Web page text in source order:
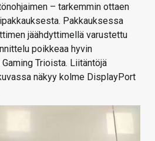
– tarkemmin ottaen
Pakkauksessa
jäähdyttimellä varustettu
poikkeaa hyvin
Trioista. Liitäntöjä
näkyy kolme DisplayPort